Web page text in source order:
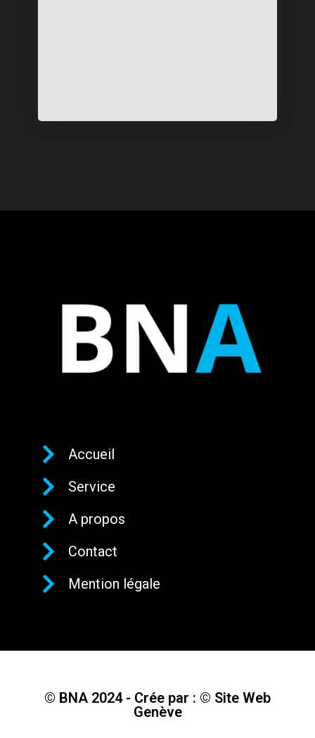
Accueil
Service
A propos
Contact
Mention légale
© BNA 2024 - Crée par : © Site Web
Genève